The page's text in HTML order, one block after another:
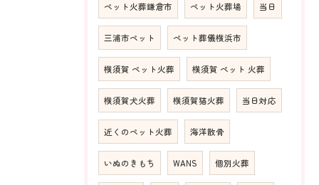
ペット火葬鎌倉市 ペット火葬場 当日
三浦市ペット ペット葬儀横浜市
横須賀 ペット火葬 横須賀 ペット 火葬
横須賀犬火葬 横須賀猫火葬 当日対応
近くのペット火葬 海洋散骨
いぬのきもち WANS 個別火葬